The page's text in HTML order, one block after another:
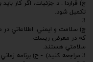
ج) قراردا . د جزئيات، اگر كار
تكميل شود.
3
چ) سلامت و ايمني. اطلاعاتي در
كه در معرض ريسك
سلامتي هستند.
3 مراجعه كنيد). - ح) برنامه زماني. برنامه زماني براي پيشرفت كار (به 3